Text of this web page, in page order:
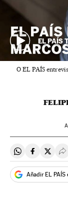
EL PAÍS
O EL PAÍS
Compartir en
Compartir
Añadir EL PAÍS